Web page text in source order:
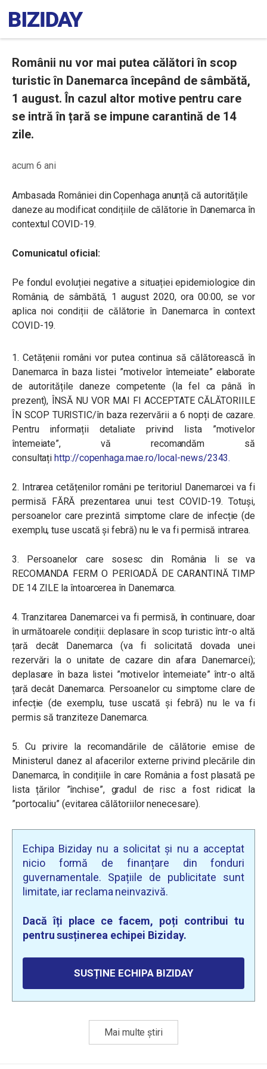
Românii nu vor mai putea călători în scop
turistic în Danemarca începând de sâmbătă,
1 august. În cazul altor motive pentru care
se intră în țară se impune carantină de 14
zile.
acum 6 ani
Ambasada României din Copenhaga anunță că autoritățile
daneze au modificat condițiile de călătorie în Danemarca în
contextul COVID-19.
Comunicatul oficial:
Pe fondul evoluției negative a situației epidemiologice din
România, de sâmbătă, 1 august 2020, ora 00:00, se vor
aplica noi condiții de călătorie în Danemarca în context
COVID-19.
1. Cetățenii români vor putea continua să călătorească în
Danemarca în baza listei ”motivelor întemeiate” elaborate
de autoritățile daneze competente (la fel ca până în
prezent), ÎNSĂ NU VOR MAI FI ACCEPTATE CĂLĂTORIILE
ÎN SCOP TURISTIC/în baza rezervării a 6 nopți de cazare.
Pentru informații detaliate privind lista ”motivelor
întemeiate”, vă recomandăm să
consultațihttp://copenhaga.mae.ro/local-news/2343.
2. Intrarea cetățenilor români pe teritoriul Danemarcei va fi
permisă FĂRĂ prezentarea unui test COVID-19. Totuși,
persoanelor care prezintă simptome clare de infecție (de
exemplu, tuse uscată și febră) nu le va fi permisă intrarea.
3. Persoanelor care sosesc din România li se va
RECOMANDA FERM O PERIOADĂ DE CARANTINĂ TIMP
DE 14 ZILE la întoarcerea în Danemarca.
4. Tranzitarea Danemarcei va fi permisă, în continuare, doar
în următoarele condiții: deplasare în scop turistic într-o altă
țară decât Danemarca (va fi solicitată dovada unei
rezervări la o unitate de cazare din afara Danemarcei);
deplasare în baza listei ”motivelor întemeiate” într-o altă
țară decât Danemarca. Persoanelor cu simptome clare de
infecție (de exemplu, tuse uscată și febră) nu le va fi
permis să tranziteze Danemarca.
5. Cu privire la recomandările de călătorie emise de
Ministerul danez al afacerilor externe privind plecările din
Danemarca, în condițiile în care România a fost plasată pe
lista țărilor ”închise”, gradul de risc a fost ridicat la
”portocaliu” (evitarea călătoriilor nenecesare).
Echipa Biziday nu a solicitat și nu a acceptat
nicio formă de finanțare din fonduri
guvernamentale. Spațiile de publicitate sunt
limitate, iar reclama neinvazivă.
Dacă îți place ce facem, poți contribui tu
pentru susținerea echipei Biziday.
SUSȚINE ECHIPA BIZIDAY
Mai multe știri